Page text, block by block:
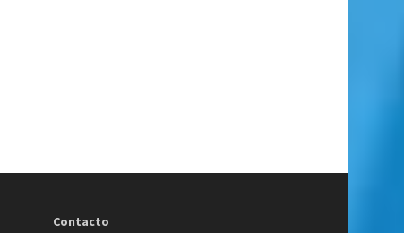
Contacto